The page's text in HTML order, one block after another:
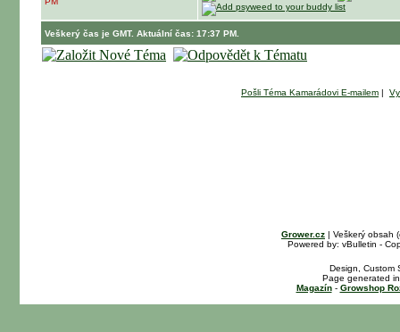
Veškerý čas je GMT. Aktuální čas: 17:37 PM.
Pošli Téma Kamarádovi E-mailem |
Grower.cz | Veškerý obsah
Powered by: vBulletin -
Design, Custom
Page generated
Magazín- Growshop